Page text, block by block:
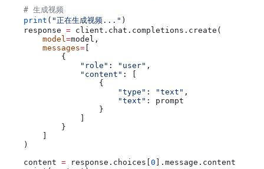
    # 生成视频
    print
( "正在生成视频..." )
    response
= client.chat.completions.create(
        model
=model,
        messages
=
            {
                "role"
: "user" ,
                "content"
: [
                    {
                        "type"
: "text" ,
                        "text"
: prompt
                    }
            }
    )
    content
= response.choices[ 0 ].message.content